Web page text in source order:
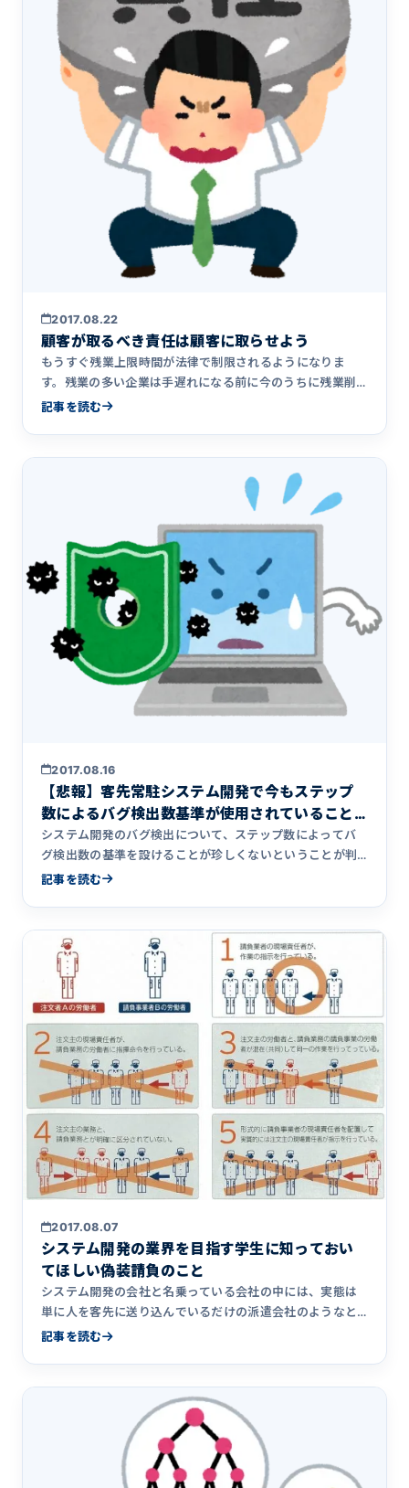
2017.08.22
顧客が取るべき責任は顧客に取らせよう
もうすぐ残業上限時間が法律で制限されるようになりま
す。残業の多い企業は手遅れになる前に今のうちに残業削
減に取り組まねばな&hellip;
記事を読む
2017.08.16
【悲報】客先常駐システム開発で今もステップ
数によるバグ検出数基準が使用されていること
が判明
システム開発のバグ検出について、ステップ数によってバ
グ検出数の基準を設けることが珍しくないということが判
明しました。ステップ数によってバグ検出数の基準を設け
記事を読む
2017.08.07
システム開発の業界を目指す学生に知っておい
てほしい偽装請負のこと
システム開発の会社と名乗っている会社の中には、実態は
単に人を客先に送り込んでいるだけの派遣会社のようなと
ころがたくさんあ&hellip;
記事を読む